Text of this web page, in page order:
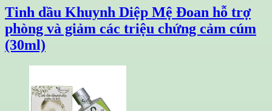
Tinh dầu Khuynh Diệp Mệ Đoan hỗ trợ
phòng và giảm các triệu chứng cảm cúm
(30ml)